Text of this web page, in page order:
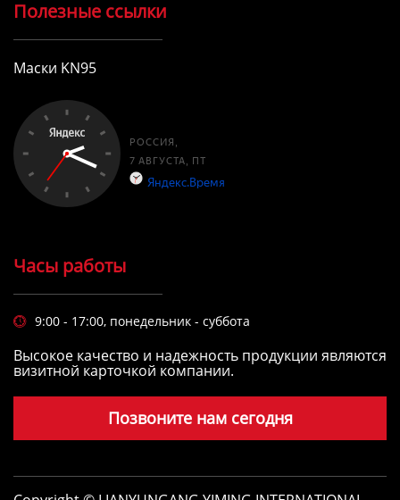
Полезные ссылки
Маски KN95
Часы работы
 9:00 - 17:00, понедельник - суббота
Высокое качество и надежность продукции являются
визитной карточкой компании.
Позвоните нам сегодня